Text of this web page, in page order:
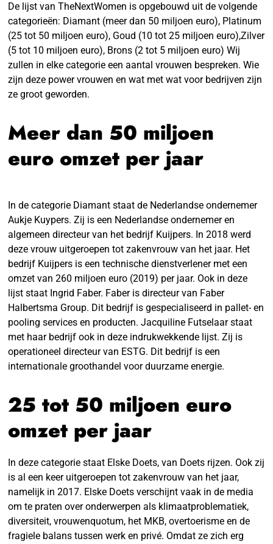
De lijst van TheNextWomen is opgebouwd uit de volgende
categorieën: Diamant (meer dan 50 miljoen euro), Platinum
(25 tot 50 miljoen euro), Goud (10 tot 25 miljoen euro),Zilver
(5 tot 10 miljoen euro), Brons (2 tot 5 miljoen euro) Wij
zullen in elke categorie een aantal vrouwen bespreken. Wie
zijn deze power vrouwen en wat met wat voor bedrijven zijn
ze groot geworden.
Meer dan 50 miljoen
euro omzet per jaar
In de categorie Diamant staat de Nederlandse ondernemer
Aukje Kuypers. Zij is een Nederlandse ondernemer en
algemeen directeur van het bedrijf Kuijpers. In 2018 werd
deze vrouw uitgeroepen tot zakenvrouw van het jaar. Het
bedrijf Kuijpers is een technische dienstverlener met een
omzet van 260 miljoen euro (2019) per jaar. Ook in deze
lijst staat Ingrid Faber. Faber is directeur van Faber
Halbertsma Group. Dit bedrijf is gespecialiseerd in pallet- en
pooling services en producten. Jacquiline Futselaar staat
met haar bedrijf ook in deze indrukwekkende lijst. Zij is
operationeel directeur van ESTG. Dit bedrijf is een
internationale groothandel voor duurzame energie.
25 tot 50 miljoen euro
omzet per jaar
In deze categorie staat Elske Doets, van Doets rijzen. Ook zij
is al een keer uitgeroepen tot zakenvrouw van het jaar,
namelijk in 2017. Elske Doets verschijnt vaak in de media
om te praten over onderwerpen als klimaatproblematiek,
diversiteit, vrouwenquotum, het MKB, overtoerisme en de
fragiele balans tussen werk en privé. Omdat ze zich erg